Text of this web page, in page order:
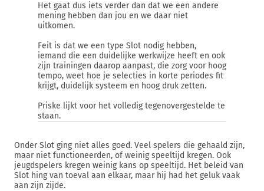
Het gaat dus iets verder dan dat we een andere
mening hebben dan jou en we daar niet
uitkomen.
Feit is dat we een type Slot nodig hebben,
iemand die een duidelijke werkwijze heeft en ook
zijn trainingen daarop aanpast, die zorg voor hoog
tempo, weet hoe je selecties in korte periodes fit
krijgt, duidelijk systeem en hoog druk zetten.
Priske lijkt voor het volledig tegenovergestelde te
staan.
Onder Slot ging niet alles goed. Veel spelers die gehaald zijn,
maar niet functioneerden, of weinig speeltijd kregen. Ook
jeugdspelers kregen weinig kans op speeltijd. Het beleid van
Slot hing van toeval aan elkaar, maar hij had het geluk vaak
aan zijn zijde.